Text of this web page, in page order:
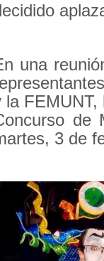
una
la
de
3 de